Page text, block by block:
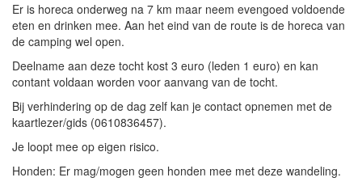
Er is horeca onderweg na 7 km maar neem evengoed voldoende
eten en drinken mee. Aan het eind van de route is de horeca van
de camping wel open.
Deelname aan deze tocht kost 3 euro (leden 1 euro) en kan
contant voldaan worden voor aanvang van de tocht.
Bij verhindering op de dag zelf kan je contact opnemen met de
kaartlezer/gids (0610836457).
Je loopt mee op eigen risico.
Honden: Er mag/mogen geen honden mee met deze wandeling.